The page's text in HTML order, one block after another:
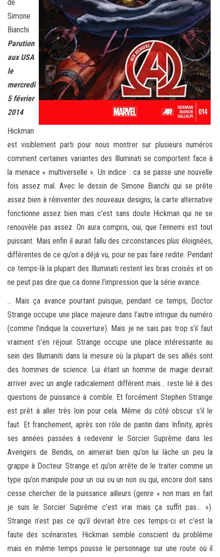
de
Simone
Bianchi
Parution
aux USA
le
mercredi
5 février
2014
Hickman
est visiblement parti pour nous montrer sur plusieurs numéros
comment certaines variantes des Illuminati se comportent face à
la menace « multiverselle ». Un indice : ca se passe une nouvelle
fois assez mal. Avec le dessin de Simone Bianchi qui se prête
assez bien à réinventer des nouveaux designs, la carte alternative
fonctionne assez bien mais c’est sans doute Hickman qui ne se
renouvèle pas assez. On aura compris, oui, que l’ennemi est tout
puissant. Mais enfin il aurait fallu des circonstances plus éloignées,
différentes de ce qu’on a déjà vu, pour ne pas faire redite. Pendant
ce temps-là la plupart des Illuminati restent les bras croisés et on
ne peut pas dire que ca donne l’impression que la série avance.
… Mais ça avance pourtant puisque, pendant ce temps, Doctor
Strange occupe une place majeure dans l’autre intrigue du numéro
(comme l’indique la couverture). Mais je ne sais pas trop s’il faut
vraiment s’en réjouir. Strange occupe une place intéressante au
sein des Illumaniti dans la mesure où la plupart de ses alliés sont
des hommes de science. Lui étant un homme de magie devrait
arriver avec un angle radicalement différent mais… reste lié à des
questions de puissance à comble. Et forcément Stephen Strange
est prêt à aller très loin pour cela. Même du côté obscur s’il le
faut. Et franchement, après son rôle de pantin dans Infinity, après
ses années passées à redevenir le Sorcier Suprême dans les
Avengers de Bendis, on aimerait bien qu’on lui lâche un peu la
grappe à Docteur Strange et qu’on arrête de le traiter comme un
type qu’on manipule pour un oui ou un non ou qui, encore doit sans
cesse chercher de la puissance ailleurs (genre « non mais en fait
je suis le Sorcier Suprême c’est vrai mais ça suffit pas… »).
Strange n’est pas ce qu’il devrait être ces temps-ci et c’est la
faute des scénaristes. Hickman semble conscient du problème
mais en même temps pousse le personnage sur une route où il